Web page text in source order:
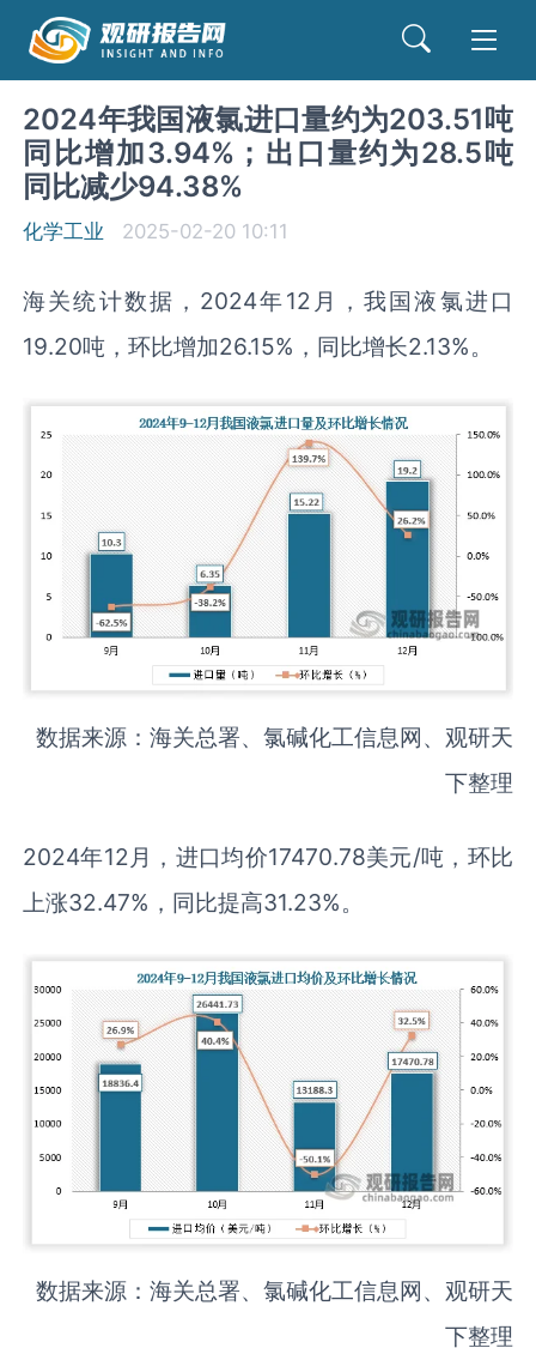
2024年我国液氯进口量约为203.51吨
同比增加3.94%；出口量约为28.5吨
同比减少94.38%
化学工业 2025-02-20 10:11
海关统计数据，2024年12月，我国液氯进口
19.20吨，环比增加26.15%，同比增长2.13%。
数据来源：海关总署、氯碱化工信息网、观研天
下整理
2024年12月，进口均价17470.78美元/吨，环比
上涨32.47%，同比提高31.23%。
数据来源：海关总署、氯碱化工信息网、观研天
下整理